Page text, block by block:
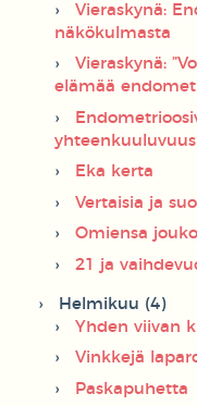
Vieraskynä:
näkökulmasta
Vieraskynä:
elämää
yhteenkuuluvuus
Eka kerta
Vertaisia ja
Omiensa
21 ja
Helmikuu (4)
Yhden viivan
Vinkkejä
Paskapuhetta